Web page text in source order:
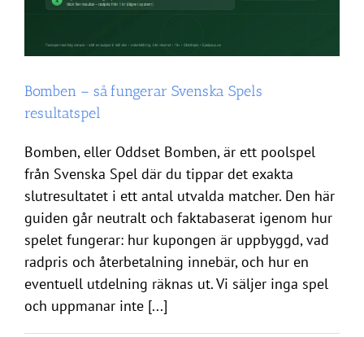
Bomben – så fungerar Svenska Spels
resultatspel
Bomben, eller Oddset Bomben, är ett poolspel
från Svenska Spel där du tippar det exakta
slutresultatet i ett antal utvalda matcher. Den här
guiden går neutralt och faktabaserat igenom hur
spelet fungerar: hur kupongen är uppbyggd, vad
radpris och återbetalning innebär, och hur en
eventuell utdelning räknas ut. Vi säljer inga spel
och uppmanar inte [...]